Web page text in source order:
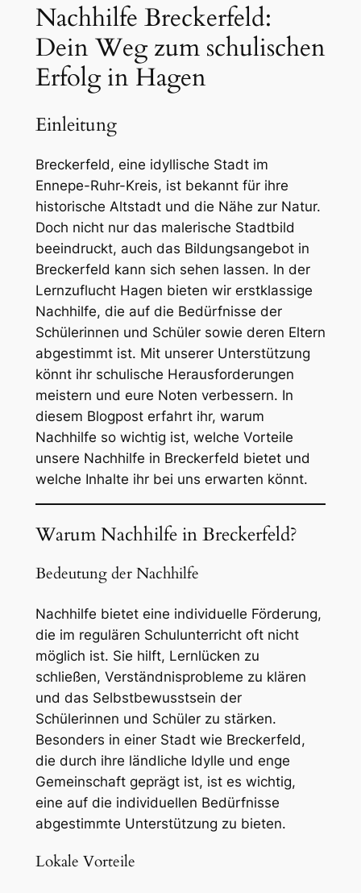
Nachhilfe Breckerfeld:
Dein Weg zum schulischen
Erfolg in Hagen
Einleitung
Breckerfeld, eine idyllische Stadt im
Ennepe-Ruhr-Kreis, ist bekannt für ihre
historische Altstadt und die Nähe zur Natur.
Doch nicht nur das malerische Stadtbild
beeindruckt, auch das Bildungsangebot in
Breckerfeld kann sich sehen lassen. In der
Lernzuflucht Hagen bieten wir erstklassige
Nachhilfe, die auf die Bedürfnisse der
Schülerinnen und Schüler sowie deren Eltern
abgestimmt ist. Mit unserer Unterstützung
könnt ihr schulische Herausforderungen
meistern und eure Noten verbessern. In
diesem Blogpost erfahrt ihr, warum
Nachhilfe so wichtig ist, welche Vorteile
unsere Nachhilfe in Breckerfeld bietet und
welche Inhalte ihr bei uns erwarten könnt.
Warum Nachhilfe in Breckerfeld?
Bedeutung der Nachhilfe
Nachhilfe bietet eine individuelle Förderung,
die im regulären Schulunterricht oft nicht
möglich ist. Sie hilft, Lernlücken zu
schließen, Verständnisprobleme zu klären
und das Selbstbewusstsein der
Schülerinnen und Schüler zu stärken.
Besonders in einer Stadt wie Breckerfeld,
die durch ihre ländliche Idylle und enge
Gemeinschaft geprägt ist, ist es wichtig,
eine auf die individuellen Bedürfnisse
abgestimmte Unterstützung zu bieten.
Lokale Vorteile